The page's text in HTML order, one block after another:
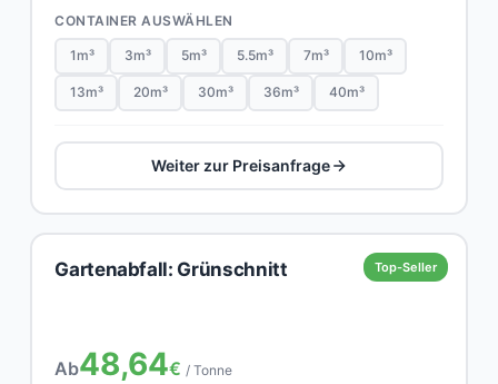
CONTAINER AUSWÄHLEN
1m³ 3m³ 5m³ 5.5m³ 7m³ 10m³
13m³ 20m³ 30m³ 36m³ 40m³
Weiter zur Preisanfrage
Top-Seller
Gartenabfall: Grünschnitt
Ab48,64€ / Tonne